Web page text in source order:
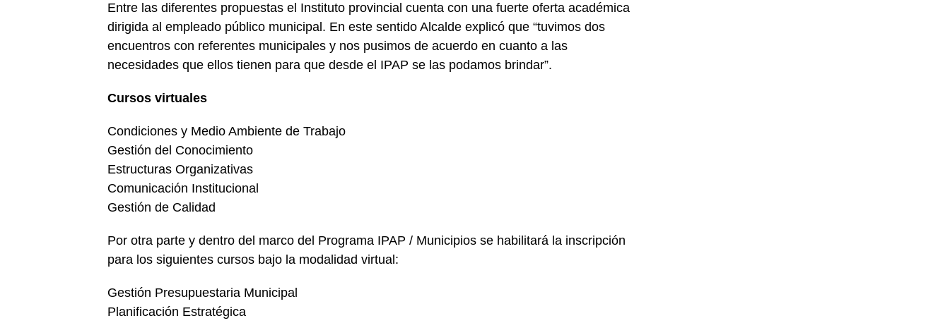
Entre las diferentes propuestas el Instituto provincial cuenta con una fuerte oferta académica
dirigida al empleado público municipal. En este sentido Alcalde explicó que “tuvimos dos
encuentros con referentes municipales y nos pusimos de acuerdo en cuanto a las
necesidades que ellos tienen para que desde el IPAP se las podamos brindar”.
Cursos virtuales
Condiciones y Medio Ambiente de Trabajo
Gestión del Conocimiento
Estructuras Organizativas
Comunicación Institucional
Gestión de Calidad
Por otra parte y dentro del marco del Programa IPAP / Municipios se habilitará la inscripción
para los siguientes cursos bajo la modalidad virtual:
Gestión Presupuestaria Municipal
Planificación Estratégica